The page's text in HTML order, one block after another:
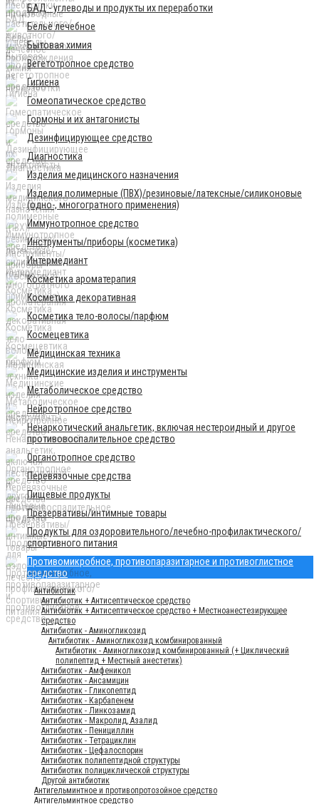
БАД - углеводы и продукты их переработки
Бельё лечебное
Бытовая химия
Вегетотропное средство
Гигиена
Гомеопатическое средство
Гормоны и их антагонисты
Дезинфицирующее средство
Диагностика
Изделия медицинского назначения
Изделия полимерные (ПВХ)/резиновые/латексные/силиконовые
(одно-, многогратного применения)
Иммунотропное средство
Инструменты/приборы (косметика)
Интермедиант
Косметика ароматерапия
Косметика декоративная
Косметика тело-волосы/парфюм
Космецевтика
Медицинская техника
Медицинские изделия и инструменты
Метаболическое средство
Нейротропное средство
Ненаркотический анальгетик, включая нестероидный и другое
противовоспалительное средство
Органотропное средство
Перевязочные средства
Пищевые продукты
Презервативы/интимные товары
Продукты для оздоровительного/лечебно-профилактического/
спортивного питания
Противомикробное, противопаразитарное и противоглистное
средство
Антибиотик
Антибиотик + Антисептическое средство
Антибиотик + Антисептическое средство + Местноанестезирующее
средство
Антибиотик - Аминогликозид
Антибиотик - Аминогликозид комбинированный
Антибиотик - Аминогликозид комбинированный (+ Циклический
полипептид + Местный анестетик)
Антибиотик - Амфеникол
Антибиотик - Ансамицин
Антибиотик - Гликопептид
Антибиотик - Карбапенем
Антибиотик - Линкозамид
Антибиотик - Макролид, Азалид
Антибиотик - Пенициллин
Антибиотик - Тетрациклин
Антибиотик - Цефалоспорин
Антибиотик полипептидной структуры
Антибиотик полициклической структуры
Другой антибиотик
Антигельминтное и противопротозойное средство
Антигельминтное средство